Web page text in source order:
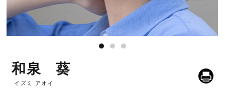
和泉 葵
イズミ アオイ